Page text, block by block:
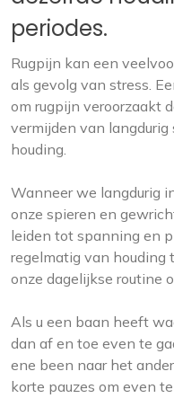
periodes.
Rugpijn kan een
als gevolg van stress.
om rugpijn veroorzaakt
vermijden van
houding.
Wanneer we langdurig
onze spieren en
leiden tot spanning en
regelmatig van houding
onze dagelijkse routine
Als u een baan heeft
dan af en toe even te
ene been naar het
korte pauzes om even